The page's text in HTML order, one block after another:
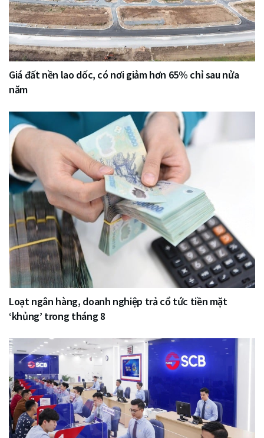
Giá đất nền lao dốc, có nơi giảm hơn 65% chỉ sau nửa
năm
Loạt ngân hàng, doanh nghiệp trả cổ tức tiền mặt
‘khủng’ trong tháng 8